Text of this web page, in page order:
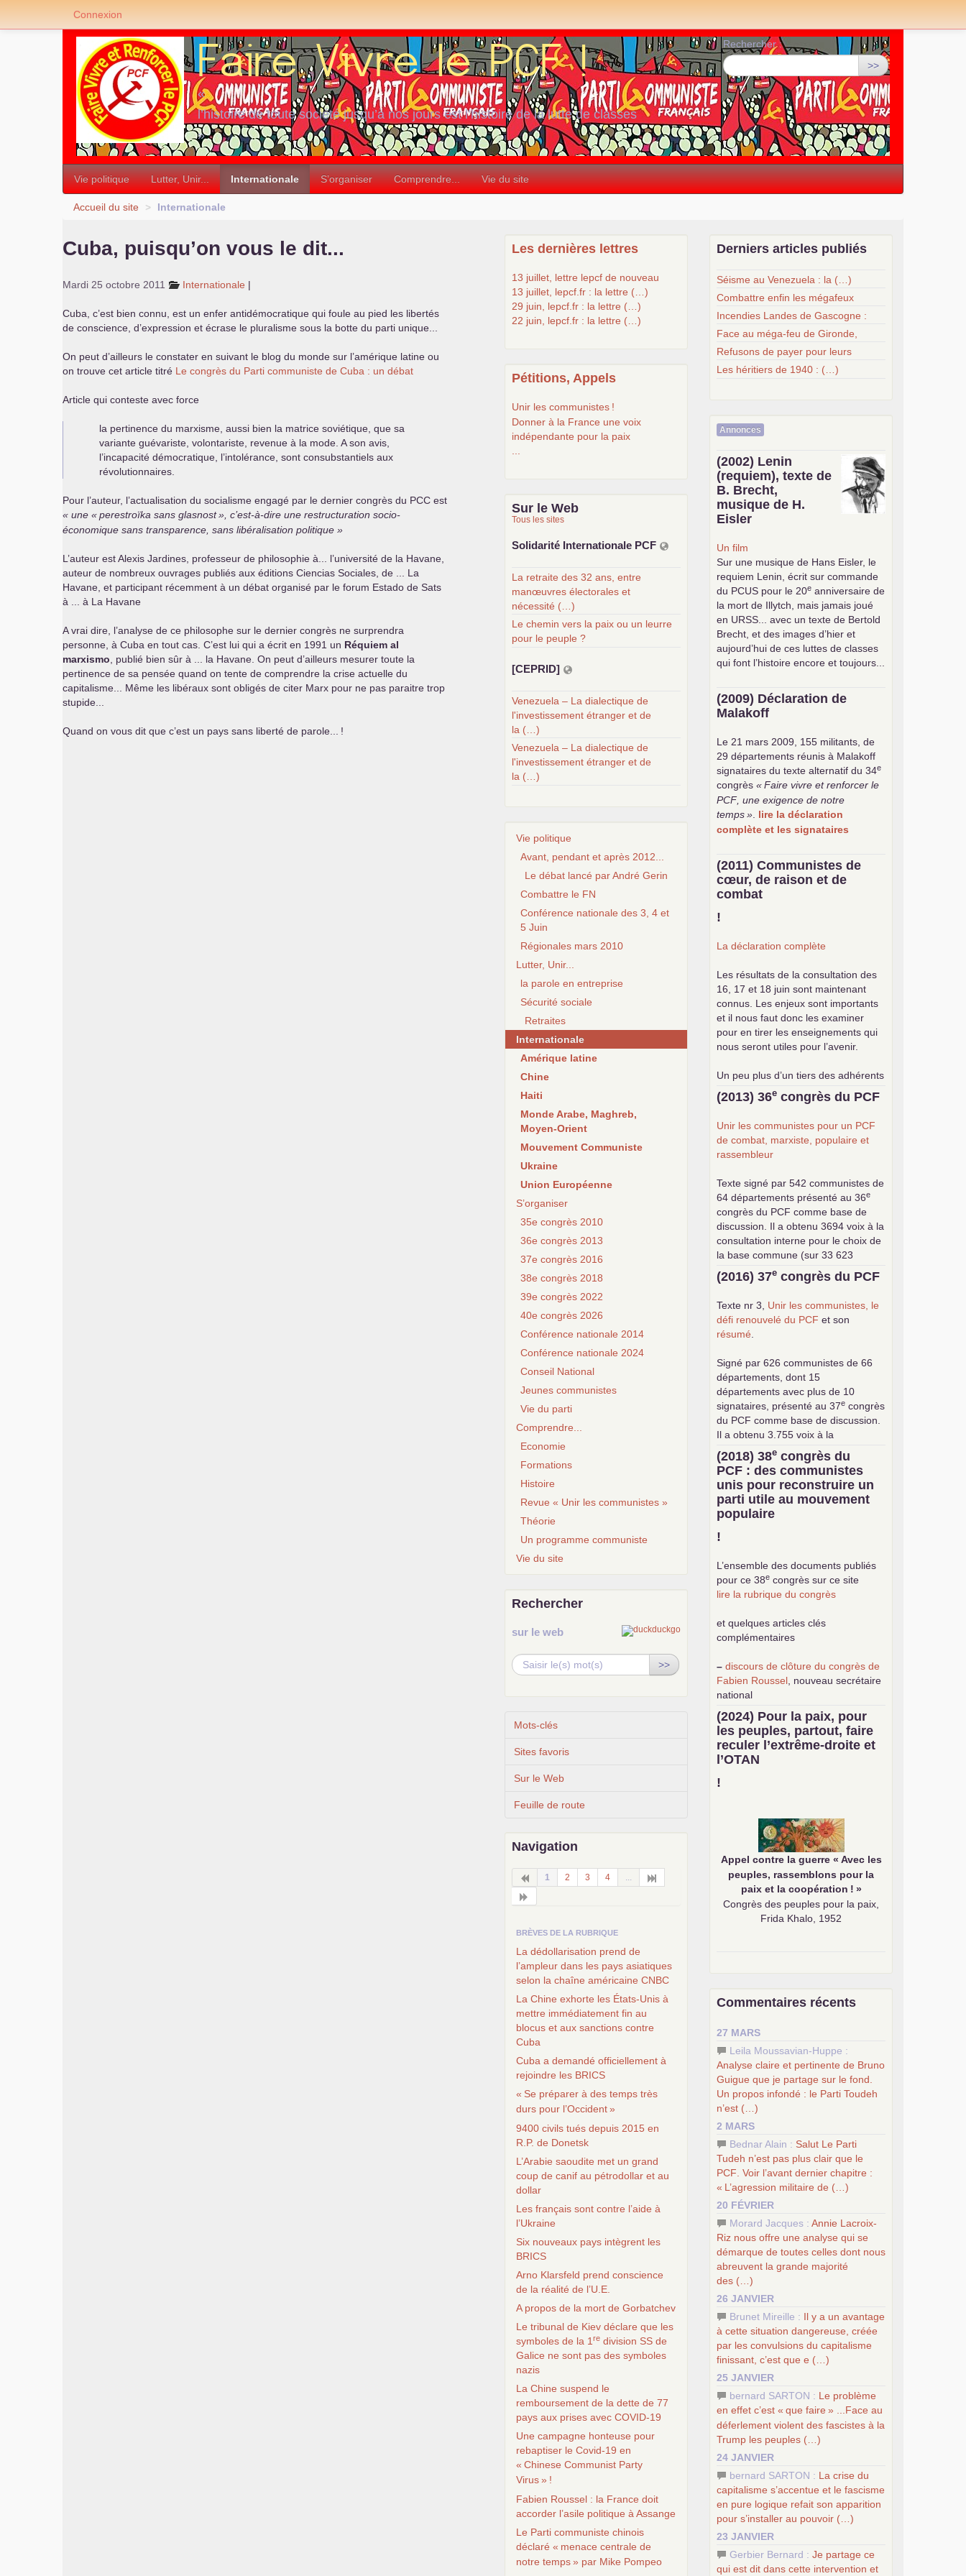
«
l’histoire de toute société jusqu’à nos jours est l’histoire de la lutte de classes
»
Rechercher :
>>
Vie politique Lutter, Unir... Internationale S’organiser Comprendre... Vie du site
Accueil du site > Internationale
Cuba, puisqu’on vous le dit...
Mardi 25 octobre 2011 Internationale |
Cuba, c’est bien connu, est un enfer antidémocratique qui foule au pied les libertés
de conscience, d’expression et écrase le pluralisme sous la botte du parti unique...
On peut d’ailleurs le constater en suivant le blog du monde sur l’amérique latine ou
on trouve cet article titré Le congrès du Parti communiste de Cuba : un débat
Article qui conteste avec force
la pertinence du marxisme, aussi bien la matrice soviétique, que sa
variante guévariste, volontariste, revenue à la mode. A son avis,
l’incapacité démocratique, l’intolérance, sont consubstantiels aux
révolutionnaires.
Pour l’auteur, l’actualisation du socialisme engagé par le dernier congrès du PCC est
une «perestroïka sans glasnost», c’est-à-dire une restructuration socio-
économique sans transparence, sans libéralisation politique
L’auteur est Alexis Jardines, professeur de philosophie à... l’université de la Havane,
auteur de nombreux ouvrages publiés aux éditions Ciencias Sociales, de ... La
Havane, et participant récemment à un débat organisé par le forum Estado de Sats
à ... à La Havane
A vrai dire, l’analyse de ce philosophe sur le dernier congrès ne surprendra
personne, à Cuba en tout cas. C’est lui qui a écrit en 1991 un Réquiem al
marxismo , publié bien sûr à ... la Havane. On peut d’ailleurs mesurer toute la
pertinence de sa pensée quand on tente de comprendre la crise actuelle du
capitalisme... Même les libéraux sont obligés de citer Marx pour ne pas paraitre trop
stupide...
Quand on vous dit que c’est un pays sans liberté de parole... !
Les dernières lettres
13 juillet, lettre lepcf de nouveau
13 juillet, lepcf.fr : la lettre (…)
29 juin, lepcf.fr : la lettre (…)
22 juin, lepcf.fr : la lettre (…)
Pétitions, Appels
Unir les communistes !
Donner à la France une voix
indépendante pour la paix
Sur le Web
Tous les sites
Solidarité Internationale PCF
La retraite des 32 ans, entre
manœuvres électorales et
nécessité (…)
Le chemin vers la paix ou un leurre
pour le peuple ?
[CEPRID]
Venezuela – La dialectique de
l'investissement étranger et de
la (…)
Venezuela – La dialectique de
l'investissement étranger et de
la (…)
Vie politique
Avant, pendant et après 2012...
Le débat lancé par André Gerin
Combattre le FN
Conférence nationale des 3, 4 et
5 Juin
Régionales mars 2010
Lutter, Unir...
la parole en entreprise
Sécurité sociale
Retraites
Internationale
Amérique latine
Chine
Haiti
Monde Arabe, Maghreb,
Moyen-Orient
Mouvement Communiste
Ukraine
Union Européenne
S’organiser
35e congrès 2010
36e congrès 2013
37e congrès 2016
38e congrès 2018
39e congrès 2022
40e congrès 2026
Conférence nationale 2014
Conférence nationale 2024
Conseil National
Jeunes communistes
Vie du parti
Comprendre...
Economie
Formations
Histoire
Revue « Unir les communistes »
Théorie
Un programme communiste
Vie du site
Rechercher
sur le web
>>
Mots-clés
Sites favoris
Sur le Web
Feuille de route
Navigation
1 2 3 4 ...
BRÈVES DE LA RUBRIQUE
La dédollarisation prend de
l’ampleur dans les pays asiatiques
selon la chaîne américaine CNBC
La Chine exhorte les États-Unis à
mettre immédiatement fin au
blocus et aux sanctions contre
Cuba
Cuba a demandé officiellement à
rejoindre les BRICS
« Se préparer à des temps très
durs pour l’Occident»
9400 civils tués depuis 2015 en
R.P. de Donetsk
L’Arabie saoudite met un grand
coup de canif au pétrodollar et au
dollar
Les français sont contre l’aide à
l’Ukraine
Six nouveaux pays intègrent les
BRICS
Arno Klarsfeld prend conscience
de la réalité de l’U.E.
A propos de la mort de Gorbatchev
Le tribunal de Kiev déclare que les
symboles de la 1 re division SS de
Galice ne sont pas des symboles
nazis
La Chine suspend le
remboursement de la dette de 77
pays aux prises avec COVID-19
Une campagne honteuse pour
rebaptiser le Covid-19 en
« Chinese Communist Party
Virus» !
Fabien Roussel : la France doit
accorder l’asile politique à Assange
Le Parti communiste chinois
déclaré « menace centrale de
notre temps» par Mike Pompeo
Derniers articles publiés
Séisme au Venezuela : la (…)
Combattre enfin les mégafeux
Incendies Landes de Gascogne :
Face au méga-feu de Gironde,
Refusons de payer pour leurs
Les héritiers de 1940 : (…)
Annonces
(2002) Lenin
(requiem), texte de
B. Brecht,
musique de H.
Eisler
Un film
Sur une musique de Hans Eisler, le
requiem Lenin, écrit sur commande
du PCUS pour le 20e anniversaire de
la mort de Illytch, mais jamais joué
en URSS ... avec un texte de Bertold
Brecht, et des images d’hier et
aujourd’hui de ces luttes de classes
qui font l’histoire encore et toujours...
(2009) Déclaration de
Malakoff
Le 21 mars 2009, 155 militants, de
29 départements réunis à Malakoff
signataires du texte alternatif du 34e
congrès «Faire vivre et renforcer le
PCF , une exigence de notre
temps» lire la déclaration
complète et les signataires
(2011) Communistes de
cœur, de raison et de
combat
!
La déclaration complète
Les résultats de la consultation des
16, 17 et 18 juin sont maintenant
connus. Les enjeux sont importants
et il nous faut donc les examiner
pour en tirer les enseignements qui
nous seront utiles pour l’avenir.
Un peu plus d’un tiers des adhérents
a participé à cette consultation, soit
une participation en hausse par
un contexte de baisse des cotisants.
... lire la suite
(2013) 36e congrès du PCF
Unir les communistes pour un PCF
de combat, marxiste, populaire et
rassembleur
Texte signé par 542 communistes de
64 départements présenté au 36e
congrès du PCF comme base de
discussion. Il a obtenu 3694 voix à la
consultation interne pour le choix de
la base commune (sur 33 623
exprimés) .
(2016) 37e congrès du PCF
Texte nr 3, Unir les communistes, le
défi renouvelé du PCF et son
résumé
Signé par 626 communistes de 66
départements, dont 15
départements avec plus de 10
signataires, présenté au 37e congrès
du PCF comme base de discussion.
Il a obtenu 3.755 voix à la
consultation interne pour le choix de
la base commune (sur 24.376
exprimés).
(2018) 38e congrès du
PCF : des communistes
unis pour reconstruire un
parti utile au mouvement
populaire
!
L’ensemble des documents publiés
pour ce 38e congrès sur ce site
lire la rubrique du congrès
et quelques articles clés
complémentaires
– discours de clôture du congrès de
Fabien Roussel , nouveau secrétaire
national
–
analyse de classe du
mouvement des gilets jaunespar
Philippe Cordat
– un texte de Jean-Claude Delaunay
le marxisme est la science sociale de
notre temps
demandezle numéro 10 de la
revue Unir les Communistes
cinq chantiers pour contribuer
au débat sur le projet communiste
(2024) Pour la paix, pour
les peuples, partout, faire
reculer l’extrême-droite et
l’OTAN
!
Appel contre la guerre « Avec les
peuples, rassemblons pour la
paix et la coopération ! »
Congrès des peuples pour la paix,
Frida Khalo, 1952
–contribution de jeunes
chantiers pour affirmer l’ambition
révolutionnaire duPCF
–un texte de Jean-Claude Delaunay
le marxisme est la science sociale de
notre temps
–un appel
au débat sur le projet communiste
Commentaires récents
27 MARS
Leila Moussavian-Huppe :
Analyse claire et pertinente de Bruno
Guigue que je partage sur le fond.
Un propos infondé : le Parti Toudeh
n’est (…)
2 MARS
Bednar Alain : Salut Le Parti
Tudeh n’est pas plus clair que le
PCF . Voir l’avant dernier chapitre :
« L’agression militaire de (…)
20 FÉVRIER
Morard Jacques : Annie Lacroix-
Riz nous offre une analyse qui se
démarque de toutes celles dont nous
abreuvent la grande majorité
des (…)
26 JANVIER
Brunet Mireille : Il y a un avantage
à cette situation dangereuse, créée
par les convulsions du capitalisme
finissant, c’est que e (…)
25 JANVIER
bernard SARTON : Le problème
en effet c’est « que faire » ...Face au
déferlement violent des fascistes à la
Trump les peuples (…)
24 JANVIER
bernard SARTON : La crise du
capitalisme s’accentue et le fascisme
en pure logique refait son apparition
pour s’installer au pouvoir (…)
23 JANVIER
Gerbier Bernard : Je partage ce
qui est dit dans cette intervention et
Connexion